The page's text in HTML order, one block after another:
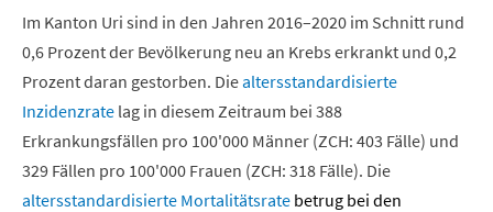
Im Kanton Uri sind in den Jahren 2016–2020 im Schnitt rund
0,6 Prozent der Bevölkerung neu an Krebs erkrankt und 0,2
Prozent daran gestorben. Diealtersstandardisierte
Inzidenzrate lag in diesem Zeitraum bei 388
Erkrankungsfällen pro 100'000 Männer (ZCH: 403 Fälle) und
329 Fällen pro 100'000 Frauen (ZCH: 318 Fälle). Die
altersstandardisierte Mortalitätsrate betrug bei den